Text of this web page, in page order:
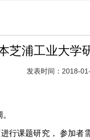
芝浦工业大学
发表时间：2018-
。
行课题研究，
参加者